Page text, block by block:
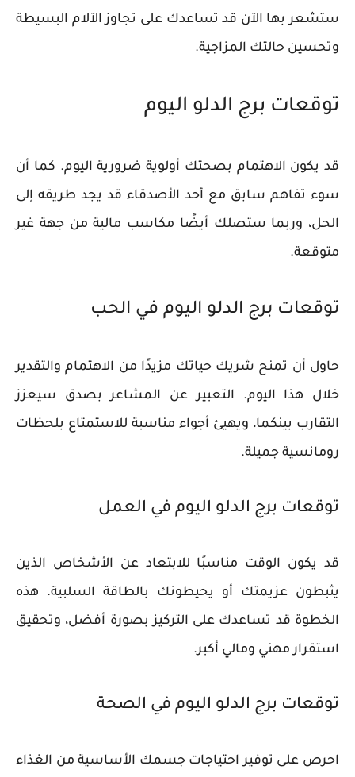
ستشعر بها الآن قد تساعدك على تجاوز الآلام البسيطة
وتحسين حالتك المزاجية.
توقعات برج الدلو اليوم
قد يكون الاهتمام بصحتك أولوية ضرورية اليوم. كما أن
سوء تفاهم سابق مع أحد الأصدقاء قد يجد طريقه إلى
الحل، وربما ستصلك أيضًا مكاسب مالية من جهة غير
متوقعة.
توقعات برج الدلو اليوم في الحب
حاول أن تمنح شريك حياتك مزيدًا من الاهتمام والتقدير
خلال هذا اليوم. التعبير عن المشاعر بصدق سيعزز
التقارب بينكما، ويهيئ أجواء مناسبة للاستمتاع بلحظات
رومانسية جميلة.
توقعات برج الدلو اليوم في العمل
قد يكون الوقت مناسبًا للابتعاد عن الأشخاص الذين
يثبطون عزيمتك أو يحيطونك بالطاقة السلبية. هذه
الخطوة قد تساعدك على التركيز بصورة أفضل، وتحقيق
استقرار مهني ومالي أكبر.
توقعات برج الدلو اليوم في الصحة
احرص على توفير احتياجات جسمك الأساسية من الغذاء